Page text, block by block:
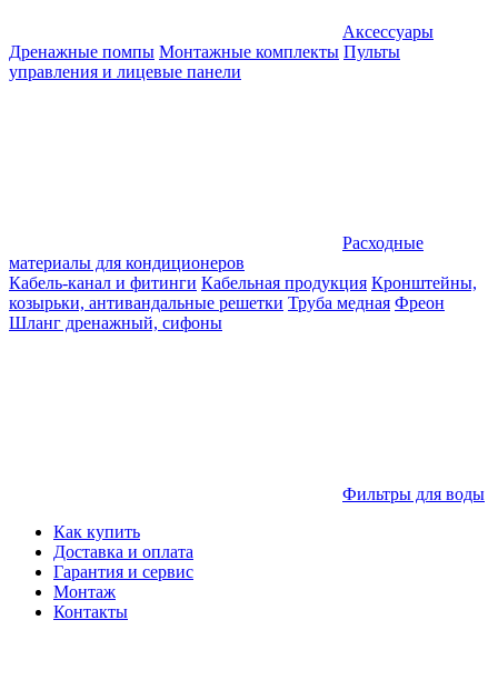
Аксессуары
Дренажные помпы Монтажные комплекты Пульты
управления и лицевые панели
Расходные
материалы для кондиционеров
Кабель-канал и фитинги Кабельная продукция Кронштейны,
козырьки, антивандальные решетки Труба медная Фреон
Шланг дренажный, сифоны
Фильтры для воды
Как купить
Доставка и оплата
Гарантия и сервис
Монтаж
Контакты